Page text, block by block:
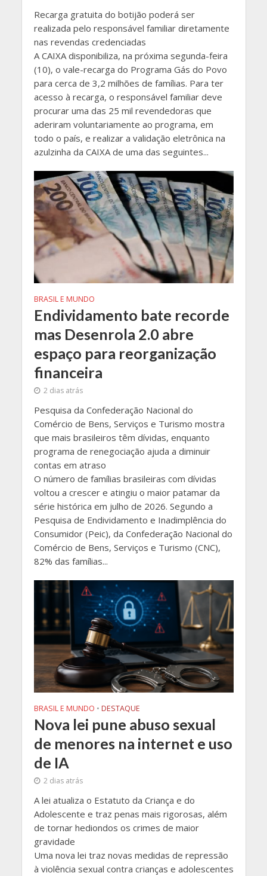
Recarga gratuita do botijão poderá ser
realizada pelo responsável familiar diretamente
nas revendas credenciadas
​A CAIXA disponibiliza, na próxima segunda-feira
(10), o vale-recarga do Programa Gás do Povo
para cerca de 3,2 milhões de famílias. Para ter
acesso à recarga, o responsável familiar deve
procurar uma das 25 mil revendedoras que
aderiram voluntariamente ao programa, em
todo o país, e realizar a validação eletrônica na
azulzinha da CAIXA de uma das seguintes...
BRASIL E MUNDO
Endividamento bate recorde
mas Desenrola 2.0 abre
espaço para reorganização
financeira
2 dias atrás
Pesquisa da Confederação Nacional do
Comércio de Bens, Serviços e Turismo mostra
que mais brasileiros têm dívidas, enquanto
programa de renegociação ajuda a diminuir
contas em atraso
O número de famílias brasileiras com dívidas
voltou a crescer e atingiu o maior patamar da
série histórica em julho de 2026. Segundo a
Pesquisa de Endividamento e Inadimplência do
Consumidor (Peic), da Confederação Nacional do
Comércio de Bens, Serviços e Turismo (CNC),
82% das famílias...
BRASIL E MUNDO • DESTAQUE
Nova lei pune abuso sexual
de menores na internet e uso
de IA
2 dias atrás
A lei atualiza o Estatuto da Criança e do
Adolescente e traz penas mais rigorosas, além
de tornar hediondos os crimes de maior
gravidade
Uma nova lei traz novas medidas de repressão
à violência sexual contra crianças e adolescentes